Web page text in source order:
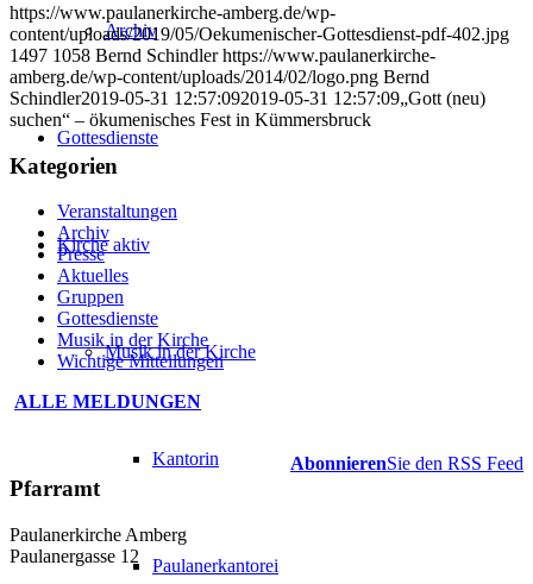
Archiv
Gottesdienste
Kirche aktiv
Musik in der Kirche
Kantorin
Paulanerkantorei
https://www.paulanerkirche-amberg.de/wp-
content/uploads/2019/05/Oekumenischer-Gottesdienst-pdf-402.jpg
1497 1058 Bernd Schindler https://www.paulanerkirche-
amberg.de/wp-content/uploads/2014/02/logo.png Bernd
Schindler2019-05-31 12:57:092019-05-31 12:57:09„Gott (neu)
suchen“ – ökumenisches Fest in Kümmersbruck
Kategorien
Veranstaltungen
Archiv
Presse
Aktuelles
Gruppen
Gottesdienste
Musik in der Kirche
Wichtige Mitteilungen
ALLE MELDUNGEN
AbonnierenSie den RSS Feed
Pfarramt
Paulanerkirche Amberg
Paulanergasse 12